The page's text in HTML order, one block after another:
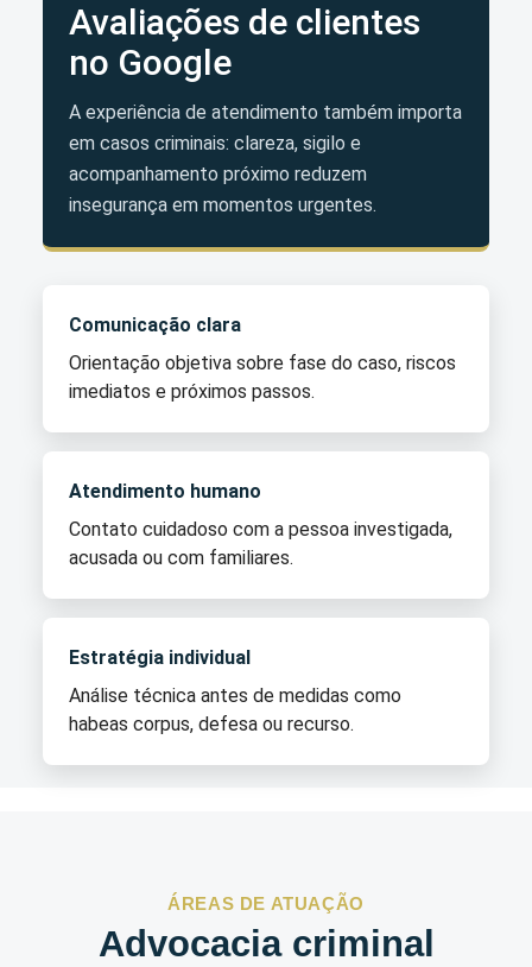
Avaliações de clientes
no Google
A experiência de atendimento também importa
em casos criminais: clareza, sigilo e
acompanhamento próximo reduzem
insegurança em momentos urgentes.
Comunicação clara
Orientação objetiva sobre fase do caso, riscos
imediatos e próximos passos.
Atendimento humano
Contato cuidadoso com a pessoa investigada,
acusada ou com familiares.
Estratégia individual
Análise técnica antes de medidas como
habeas corpus, defesa ou recurso.
ÁREAS DE ATUAÇÃO
Advocacia criminal